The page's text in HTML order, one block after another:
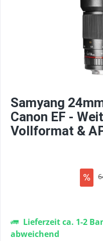
Samyang
Canon EF -
Vollformat &
Lieferzeit ca. 1-2
abweichend